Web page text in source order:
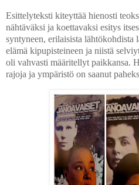
Esittelyteksti kiteyttää hienosti
nähtäväksi ja koettavaksi esitys
syntyneen, erilaisista lähtökohdista
elämä kipupisteineen ja niistä
oli vahvasti määritellyt paikkansa.
rajoja ja ympäristö on saanut